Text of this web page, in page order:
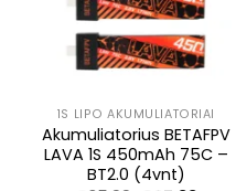
1S LIPO AKUMULIATORIAI
Akumuliatorius BETAFPV
LAVA 1S 450mAh 75C –
BT2.0 (4vnt)